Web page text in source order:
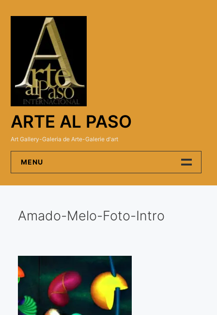
ARTE AL PASO
Art Gallery-Galeria de Arte-Galerie d'art
MENU
Artistas
Visitas a los ateliers o talleres de artistas
Presse
Qué dicen de nosotros?
Amado-Melo-Foto-Intro